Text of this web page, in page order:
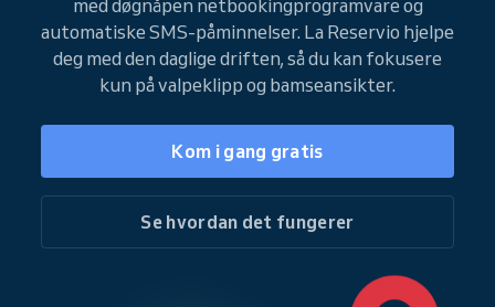
med døgnåpen netbookingprogramvare og
automatiske SMS-påminnelser. La Reservio hjelpe
deg med den daglige driften, så du kan fokusere
kun på valpeklipp og bamseansikter.
Kom i gang gratis
Se hvordan det fungerer